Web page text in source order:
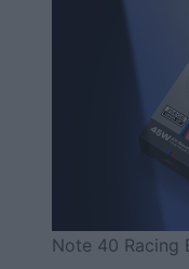
Note 40 Racing